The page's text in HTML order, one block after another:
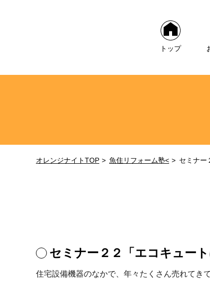
トップ
オレンジナイトTOP 魚住リフォーム塾< セミナー
セミナー２２「エコキュー
住宅設備機器のなかで、年々たくさん売れてき